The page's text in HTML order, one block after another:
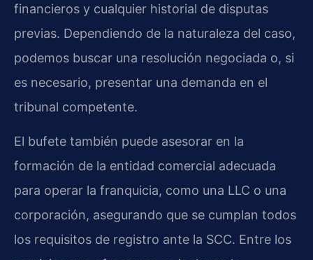
financieros y cualquier historial de disputas
previas. Dependiendo de la naturaleza del caso,
podemos buscar una resolución negociada o, si
es necesario, presentar una demanda en el
tribunal competente.
El bufete también puede asesorar en la
formación de la entidad comercial adecuada
para operar la franquicia, como una LLC o una
corporación, asegurando que se cumplan todos
los requisitos de registro ante la SCC. Entre los